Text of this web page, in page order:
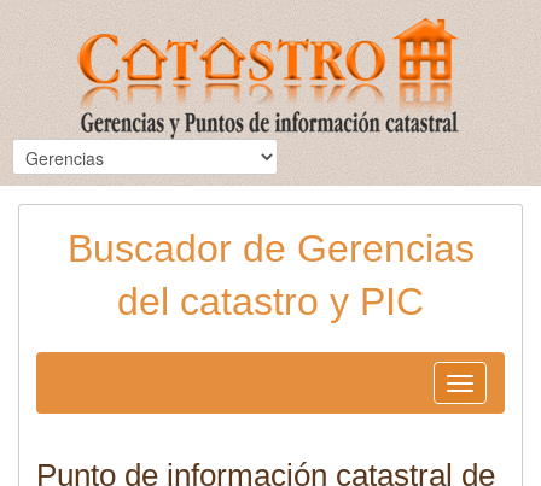
Buscador de Gerencias
del catastro y PIC
Toggle
navigation
Punto de información catastral de